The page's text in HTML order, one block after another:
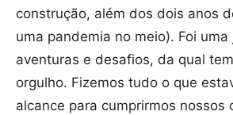
construção, além dos dois anos
uma pandemia no meio). Foi
aventuras e desafios, da qual
orgulho. Fizemos tudo o que
alcance para cumprirmos nossos